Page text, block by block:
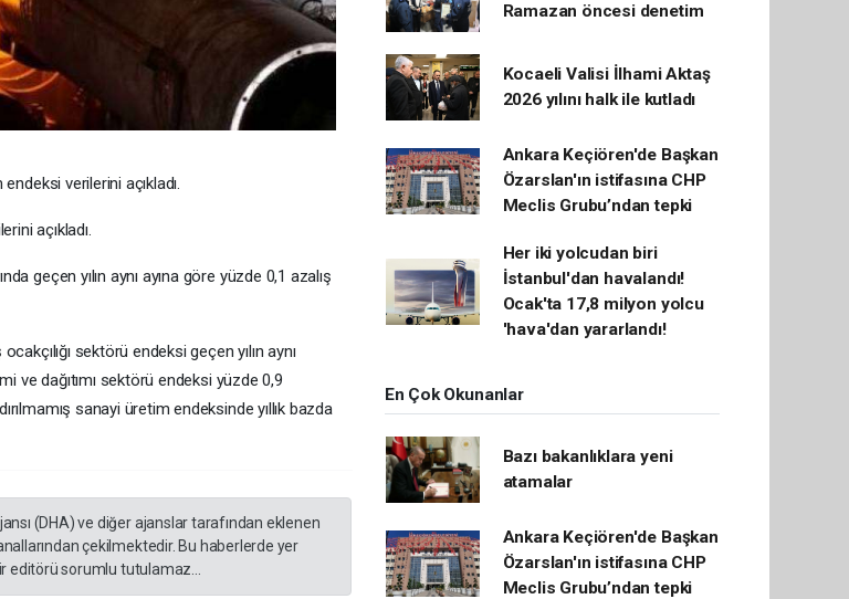
verilerini açıkladı.
açıkladı.
geçen yılın aynı ayına göre yüzde 0,1 azalış
sektörü endeksi geçen yılın aynı
ve dağıtımı sektörü endeksi yüzde 0,9
sanayi üretim endeksinde yıllık bazda
(DHA) ve diğer ajanslar tarafından eklenen
çekilmektedir. Bu haberlerde yer
editörü sorumlu tutulamaz...
Ramazan öncesi denetim
Kocaeli Valisi İlhami Aktaş
2026 yılını halk ile kutladı
Ankara Keçiören'de Başkan
Özarslan'ın istifasına CHP
Meclis Grubu’ndan tepki
Her iki yolcudan biri
İstanbul'dan havalandı!
Ocak'ta 17,8 milyon yolcu
'hava'dan yararlandı!
En Çok Okunanlar
Bazı bakanlıklara yeni
atamalar
Ankara Keçiören'de Başkan
Özarslan'ın istifasına CHP
Meclis Grubu’ndan tepki